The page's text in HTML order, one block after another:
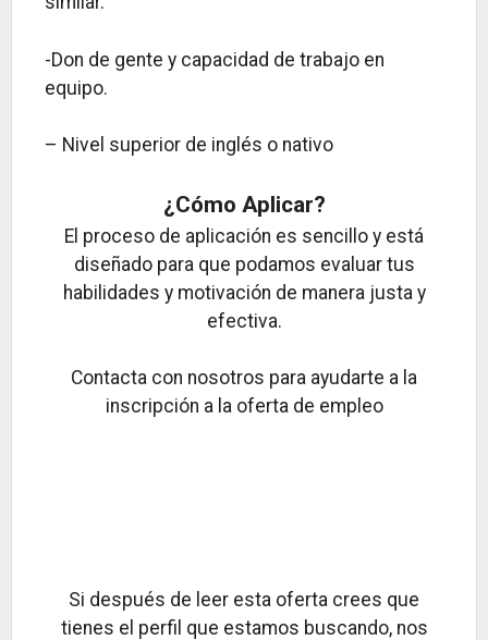
-Don de gente y capacidad de trabajo en
equipo.
– Nivel superior de inglés o nativo
¿Cómo Aplicar?
El proceso de aplicación es sencillo y está
diseñado para que podamos evaluar tus
habilidades y motivación de manera justa y
efectiva.
Contacta con nosotros para ayudarte a la
inscripción a la oferta de empleo
Si después de leer esta oferta crees que
tienes el perfil que estamos buscando, nos